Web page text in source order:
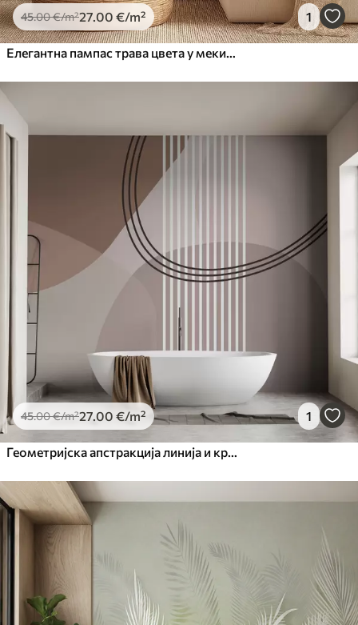
45.00€/m²27 .00 €/m² 1
45.00€/m²27 .00 €/m² 1